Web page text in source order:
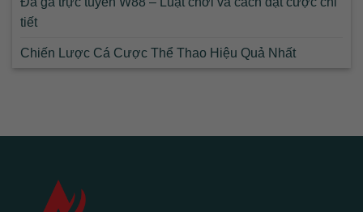
tiết
Chiến Lược Cá Cược Thể Thao Hiệu Quả Nhất